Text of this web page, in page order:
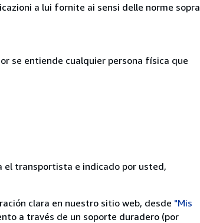
a lui fornite ai sensi delle norme sopra
se entiende cualquier persona física que
el transportista e indicado por usted,
clara en nuestro sitio web, desde "Mis
a través de un soporte duradero (por